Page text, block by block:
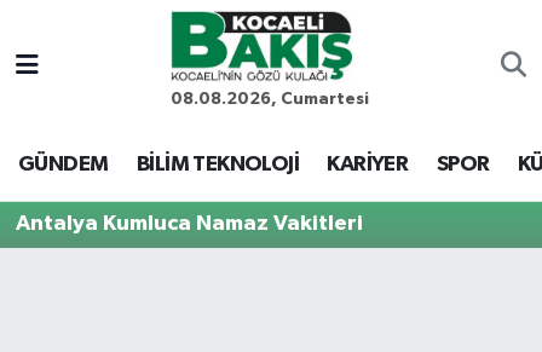
08.08.2026, Cumartesi
GÜNDEM BİLİM TEKNOLOJİ KARİYER SPOR
Antalya Kumluca Namaz Vakitleri
Kocaeli Nöbetçi Eczaneler
Kocaeli Hava Durumu
Kocaeli Trafik Yoğunluk Haritası